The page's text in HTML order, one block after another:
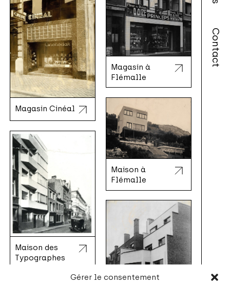
Gérer le consentement
Contact
Magasin à
Flémalle
Magasin Cinéal
Maison à
Flémalle
Maison des
Typographes